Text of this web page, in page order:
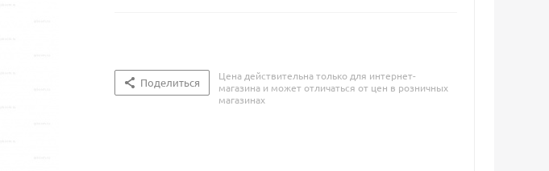
Поделиться
Цена действительна только для интернет-
магазина и может отличаться от цен в розничных
магазинах